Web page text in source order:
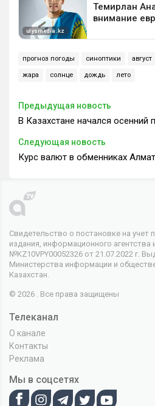
прогноз погоды синоптики август
жара солнце дождь лето
Предыдущая новость
В Казахстане начался осенний
Следующая новость
Курс валют в обменниках
Свидетельство о постановке на учет
издания, информационного агентства
№KZ10VPY00052326 от 21.07.2022 г.
Министерства информации и
Казахстан.
© 2026 . Все права защищены
Телеканал
О канале
Контакты
Реклама
Мы в соцсетях